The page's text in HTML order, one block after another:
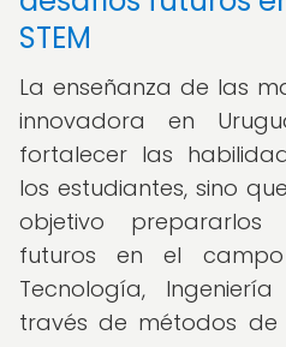
STEM
La enseñanza de las
innovadora en
fortalecer las
los estudiantes, sino
objetivo
futuros en el campo
Tecnología,
través de métodos de